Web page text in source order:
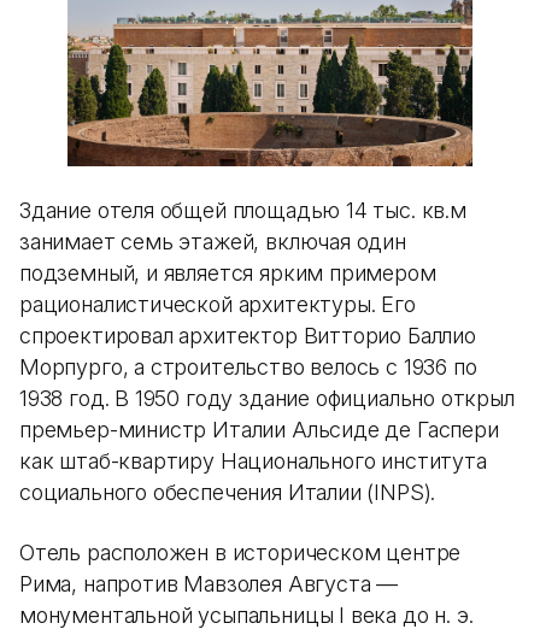
Здание отеля общей площадью 14 тыс. кв.м
занимает семь этажей, включая один
подземный, и является ярким примером
рационалистической архитектуры. Его
спроектировал архитектор Витторио Баллио
Морпурго, а строительство велось с 1936 по
1938 год. В 1950 году здание официально открыл
премьер-министр Италии Альсиде де Гаспери
как штаб-квартиру Национального института
социального обеспечения Италии (INPS).
Отель расположен в историческом центре
Рима, напротив Мавзолея Августа —
монументальной усыпальницы I века до н. э.